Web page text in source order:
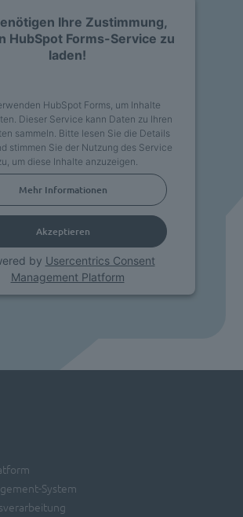
Ihre Zustimmung,
HubSpot Forms-Service zu
laden!
HubSpot Forms, um Inhalte
Dieser Service kann Daten zu Ihren
sammeln. Bitte lesen Sie die Details
stimmen Sie der Nutzung des Service
um diese Inhalte anzuzeigen.
Mehr Informationen
Akzeptieren
by Usercentrics Consent
Management Platform
System